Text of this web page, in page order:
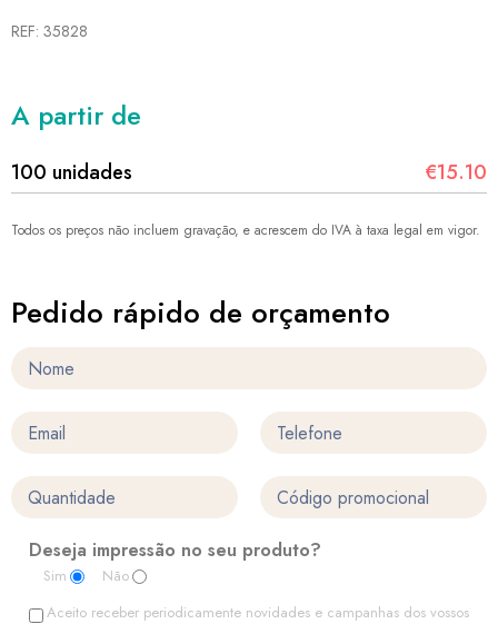
REF: 35828
A partir de
100 unidades €15.10
Todos os preços não incluem gravação, e acrescem do IVA à taxa legal em vigor.
Pedido rápido de orçamento
Deseja impressão no seu produto?
Sim
Não
Aceito receber periodicamente novidades e campanhas dos vossos